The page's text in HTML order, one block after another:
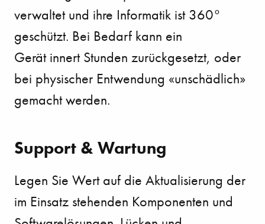
verwaltet und ihre Informatik ist 360°
geschützt. Bei Bedarf kann ein
Gerät innert Stunden zurückgesetzt, oder
bei physischer Entwendung «unschädlich»
gemacht werden.
Support & Wartung
Legen Sie Wert auf die Aktualisierung der
im Einsatz stehenden Komponenten und